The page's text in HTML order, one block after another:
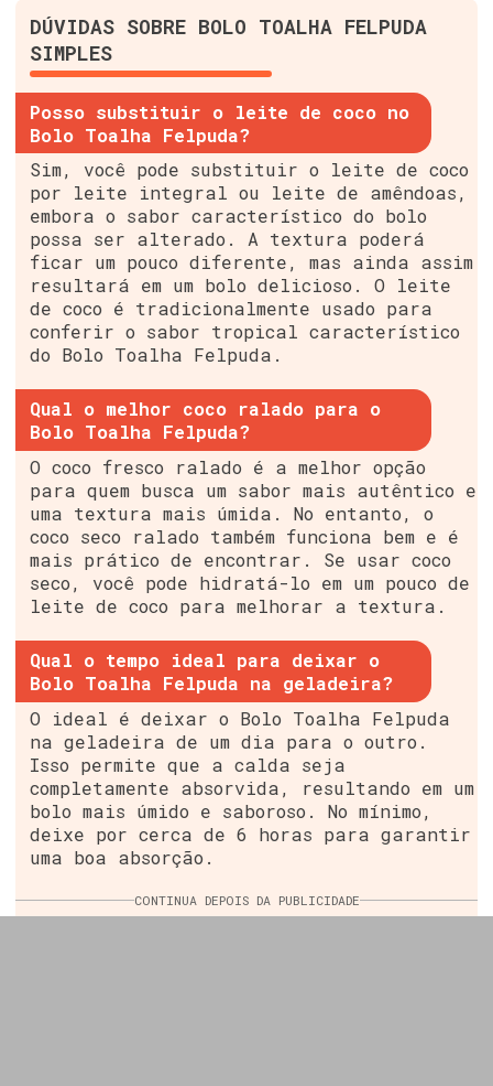
DÚVIDAS SOBRE BOLO TOALHA FELPUDA
SIMPLES
Posso substituir o leite de coco no
Bolo Toalha Felpuda?
Sim, você pode substituir o leite de coco
por leite integral ou leite de amêndoas,
embora o sabor característico do bolo
possa ser alterado. A textura poderá
ficar um pouco diferente, mas ainda assim
resultará em um bolo delicioso. O leite
de coco é tradicionalmente usado para
conferir o sabor tropical característico
do Bolo Toalha Felpuda.
Qual o melhor coco ralado para o
Bolo Toalha Felpuda?
O coco fresco ralado é a melhor opção
para quem busca um sabor mais autêntico e
uma textura mais úmida. No entanto, o
coco seco ralado também funciona bem e é
mais prático de encontrar. Se usar coco
seco, você pode hidratá-lo em um pouco de
leite de coco para melhorar a textura.
Qual o tempo ideal para deixar o
Bolo Toalha Felpuda na geladeira?
O ideal é deixar o Bolo Toalha Felpuda
na geladeira de um dia para o outro.
Isso permite que a calda seja
completamente absorvida, resultando em um
bolo mais úmido e saboroso. No mínimo,
deixe por cerca de 6 horas para garantir
uma boa absorção.
CONTINUA DEPOIS DA PUBLICIDADE